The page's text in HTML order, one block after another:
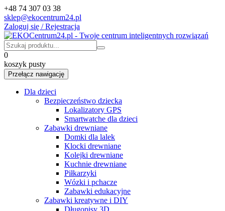
+48 74 307 03 38
sklep@ekocentrum24.pl
Zaloguj się / Rejestracja
0
koszyk pusty
Przełącz nawigację
Dla dzieci
Bezpieczeństwo dziecka
Lokalizatory GPS
Smartwatche dla dzieci
Zabawki drewniane
Domki dla lalek
Klocki drewniane
Kolejki drewniane
Kuchnie drewniane
Piłkarzyki
Wózki i pchacze
Zabawki edukacyjne
Zabawki kreatywne i DIY
Długopisy 3D